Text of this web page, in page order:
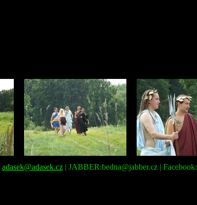
adasek@adasek.cz| JABBER:bedna@jabber.cz | Facebook: